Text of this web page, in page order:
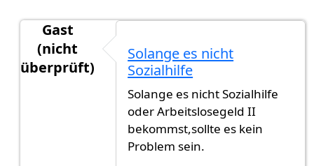
Gast
(nicht
überprüft)
Solange es nicht
Sozialhilfe
Solange es nicht Sozialhilfe
oder Arbeitslosegeld II
bekommst,sollte es kein
Problem sein.